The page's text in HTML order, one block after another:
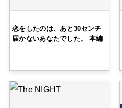
恋をしたのは、あと30センチ
届かないあなたでした。 本編